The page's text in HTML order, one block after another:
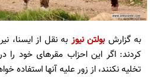
به گزارشبولتن نیوز به نقل از ایسنا،
کردند: اگر این احزاب مقرهای خود را
تخلیه نکنند، از زور علیه آنها استفاده